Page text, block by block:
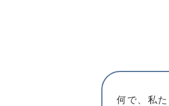
何で、私